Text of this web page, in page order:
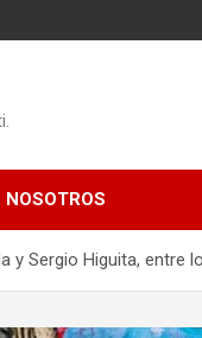
NOSOTROS
y Sergio Higuita, entre